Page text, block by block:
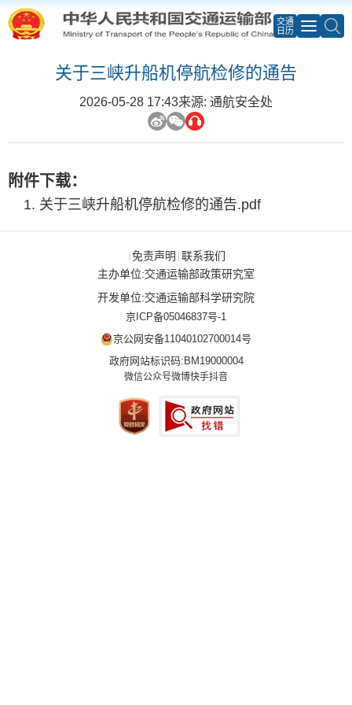
交通
日历
关于三峡升船机停航检修的通告
2026-05-28 17:43来源: 通航安全处
附件下载：
关于三峡升船机停航检修的通告.pdf
| 免责声明 | 联系我们
主办单位:交通运输部政策研究室
开发单位:交通运输部科学研究院
京ICP备05046837号-1
京公网安备11040102700014号
政府网站标识码:BM19000004
微信公众号微博快手抖音